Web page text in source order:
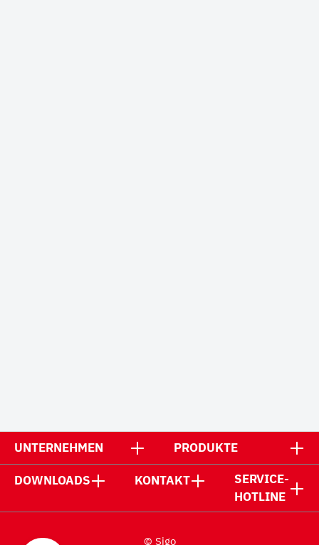
UNTERNEHMEN PRODUKTE
DOWNLOADS KONTAKT
SERVICE-
HOTLINE
© Sigo